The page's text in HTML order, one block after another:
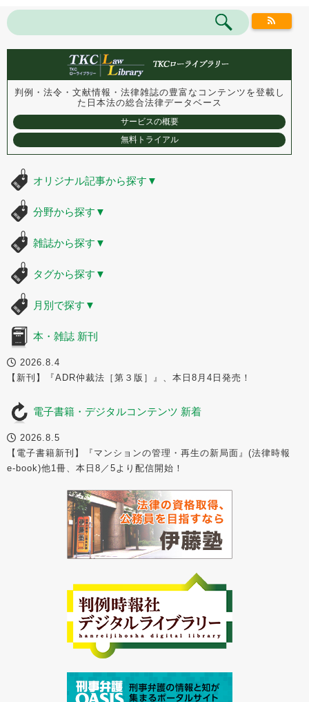
判例・法令・文献情報・法律雑誌の豊富なコンテンツを登載し
た 日本法の総合法律データベース
サービスの概要
無料トライアル
オリジナル記事から探す ▼
分野から探す ▼
雑誌から探す ▼
タグから探す ▼
月別で探す ▼
本・雑誌 新刊
2026.8.4
【新刊】『ADR仲裁法［第３版］』、本日8月4日発売！
電子書籍・デジタルコンテンツ 新着
2026.8.5
【電子書籍新刊】『マンションの管理・再生の新局面』(法律時報
e-book)他1冊、本日8／5より配信開始！